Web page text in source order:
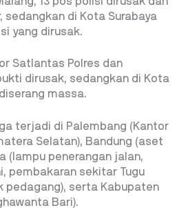
sedangkan di Kota Surabaya
yang dirusak.
Satlantas Polres dan
dirusak, sedangkan di Kota
massa.
terjadi di Palembang (Kantor
Selatan), Bandung (aset
(lampu penerangan jalan,
pembakaran sekitar Tugu
pedagang), serta Kabupaten
Bari).